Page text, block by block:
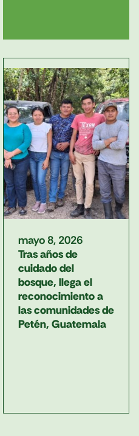
mayo 8, 2026
Tras años de
cuidado del
bosque, llega el
reconocimiento a
las comunidades de
Petén, Guatemala